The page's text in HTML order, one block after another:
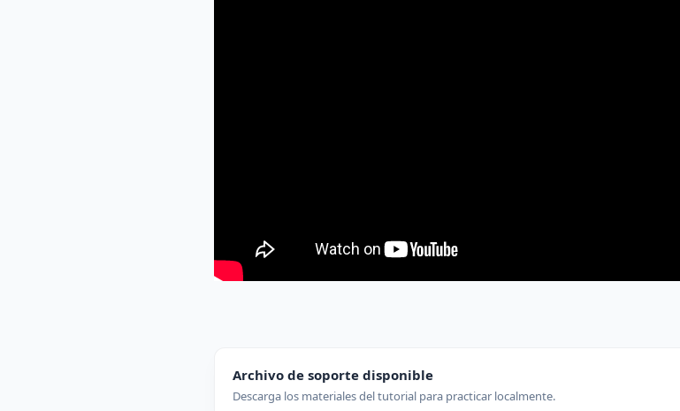
Archivo de soporte disponible
Descarga los materiales del tutorial para practicar localmente.